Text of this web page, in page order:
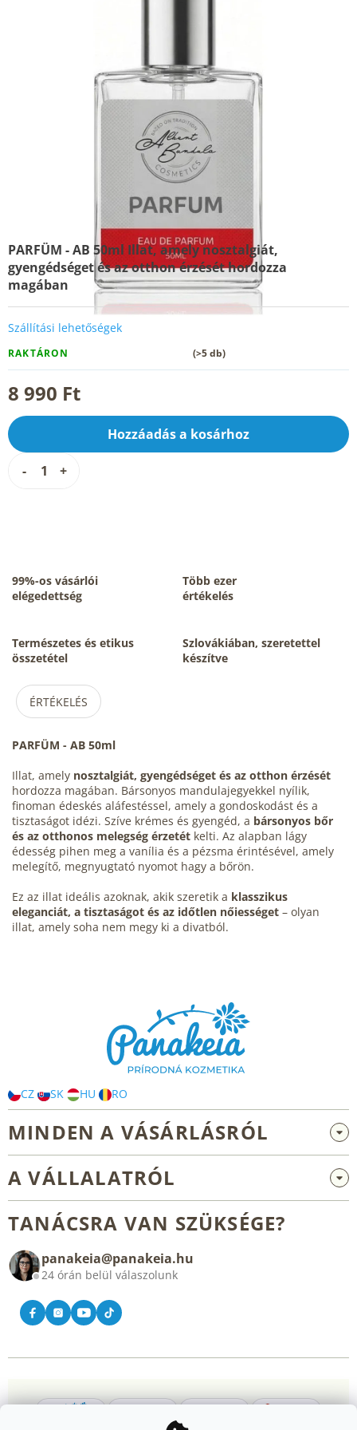
8 990 Ft
RAKTÁRON (>5 db)
Szállítási lehetőségek
Hozzáadás a kosárhoz
PARFÜM - AB 50ml Illat, amely nosztalgiát,
gyengédséget és az otthon érzését hordozza
magában
99%-os vásárlói
elégedettség
Több ezer
értékelés
Természetes és etikus
összetétel
Szlovákiában, szeretettel
készítve
ÉRTÉKELÉS
PARFÜM - AB 50ml
Illat, amely nosztalgiát, gyengédséget és az otthon érzését
hordozza magában. Bársonyos mandulajegyekkel nyílik,
finoman édeskés aláfestéssel, amely a gondoskodást és a
tisztaságot idézi. Szíve krémes és gyengéd, a bársonyos bőr
és az otthonos melegség érzetét kelti. Az alapban lágy
édesség pihen meg a vanília és a pézsma érintésével, amely
melegítő, megnyugtató nyomot hagy a bőrön.
Ez az illat ideális azoknak, akik szeretik a klasszikus
eleganciát, a tisztaságot és az időtlen nőiességet – olyan
illat, amely soha nem megy ki a divatból.
CZ SK HU RO
MINDEN A VÁSÁRLÁSRÓL
Nagykereskedelem és együttműködés
Általános üzleti feltételek
A VÁLLALATRÓL
Kapcsolat
TANÁCSRA VAN SZÜKSÉGE?
panakeia@panakeia.hu
24 órán belül válaszolunk